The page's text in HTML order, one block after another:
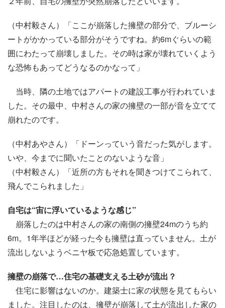
（中村毅さん）「ここが崩落した擁壁の部分で、ブルーシ
ートがかかっている部分がそうですね。約6mぐらいの範
囲にわたって崩壊しました。その時は家が壊れていくよう
な恐怖もあってどうなるのかなって」
当時、隣の土地ではアパートの建設工事が行われていま
した。その最中、中村さんの家の擁壁の一部が音を立てて
崩れたのです。
（中村あやさん）「ドーンっていう音だった気がします。
いや、今までに聞いたことのないような音」
（中村毅さん）「近所の方もそれを聞きつけてこられて、
飛んでこられました」
自宅は“宙に浮いているような感じ”
崩落したのは中村さんの家の南側の擁壁24mのうち約
6m。1年半ほどが経った今も擁壁は直っていません。土が
流出しないようベニヤ板で応急処置しています。
擁壁の崩落で…住宅の基礎支える土砂が流出？
住宅に影響はないのか。建築士に家の状態を見てもらい
ました。注目したのは、擁壁が崩落して土が流出した家の